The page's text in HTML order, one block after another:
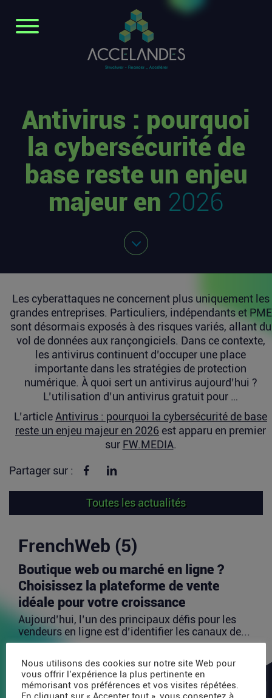
Antivirus : pourquoi
la cybersécurité de
base reste un enjeu
majeur en 2026
Les cyberattaques ne concernent plus uniquement les
grandes entreprises. Particuliers, indépendants et PME
sont désormais exposés à des risques variés, allant du
vol de données aux rançongiciels. Dans ce contexte,
les antivirus continuent d’occuper une place
importante dans les stratégies de protection
numérique. À quoi sert un antivirus aujourd’hui ?
L’utilisation d’un antivirus gratuit pour …
L’article Antivirus : pourquoi la cybersécurité de base
reste un enjeu majeur en 2026 est apparu en premier
sur FW.MEDIA.
Partager sur : Partager sur Facebook
Toutes les actualités
FrenchWeb (5)
Boutique web ou marché en ligne ?
Choisissez la plateforme de vente
idéale pour votre croissance
Aujourd’hui, l’un des principaux défis pour les
vendeurs en ligne est d’identifier les canaux de...
Avec 35 millions de dollars, SAPIOM
Nous utilisons des cookies sur notre site Web pour
vous offrir l’expérience la plus pertinente en
mémorisant vos préférences et vos visites répétées.